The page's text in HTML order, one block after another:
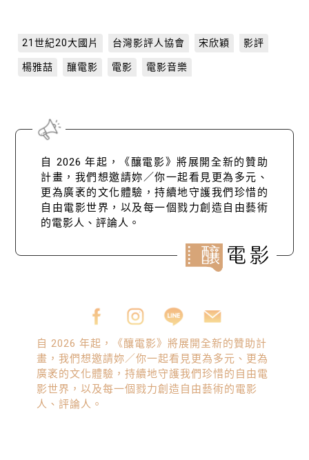
21世紀20大國片 台灣影評人協會 宋欣穎 影評
楊雅喆 釀電影 電影 電影音樂
自 2026 年起，《釀電影》將展開全新的贊助
計畫，我們想邀請妳／你一起看見更為多元、
更為廣袤的文化體驗，持續地守護我們珍惜的
自由電影世界，以及每一個戮力創造自由藝術
的電影人、評論人。
自 2026 年起，《釀電影》將展開全新的贊助計
畫，我們想邀請妳／你一起看見更為多元、更為
廣袤的文化體驗，持續地守護我們珍惜的自由電
影世界，以及每一個戮力創造自由藝術的電影
人、評論人。